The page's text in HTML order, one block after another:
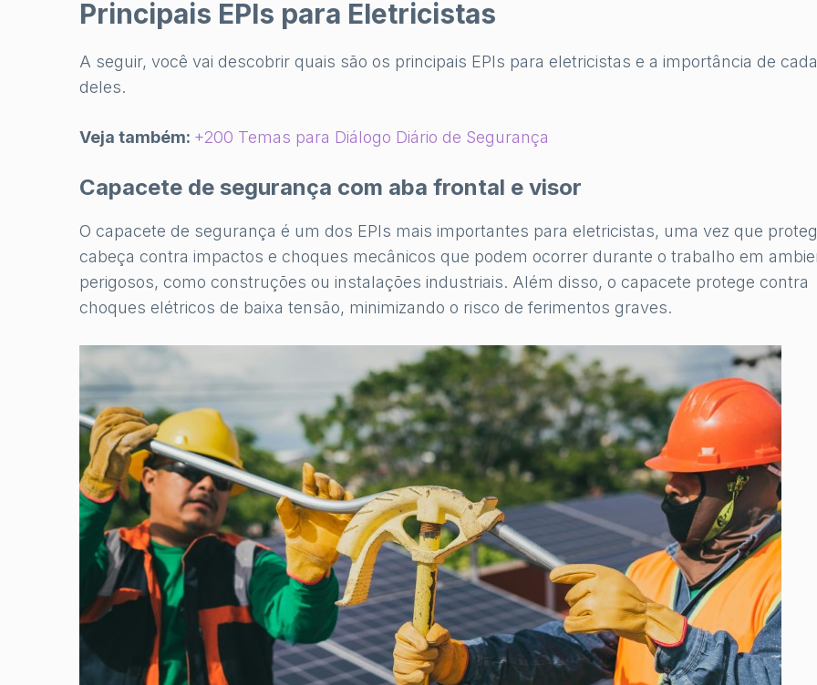
Principais EPIs para Eletricistas
A seguir, você vai descobrir quais são os principais EPIs para eletricistas e a importância de
deles.
Veja também: +200 Temas para Diálogo Diário de Segurança
Capacete de segurança com aba frontal e visor
O capacete de segurança é um dos EPIs mais importantes para eletricistas, uma vez que
cabeça contra impactos e choques mecânicos que podem ocorrer durante o trabalho em
perigosos, como construções ou instalações industriais. Além disso, o capacete protege contra
choques elétricos de baixa tensão, minimizando o risco de ferimentos graves.